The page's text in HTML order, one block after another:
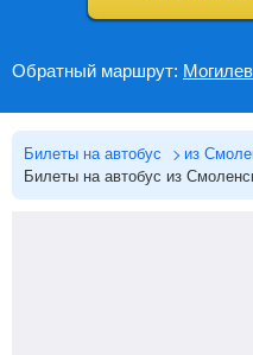
Обратный маршрут:
Билеты на автобус из
Билеты на автобус из